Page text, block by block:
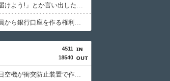
「みんなの演奏を被災地に届けよう!」とか言い出した吹奏楽部の顧問、だが泊まる場所やご飯は現地のお寺とかホテルとか……
ヨーロッパが右翼政党の党員から銀行口座を作る権利を剥奪、そのせいで皮肉すぎる展開に突入しており……
4511
18540
【疑問】羽田空港近くで全日空機が衝突防止装置で作動回避。これで「ニアミスではない」ってマジ？